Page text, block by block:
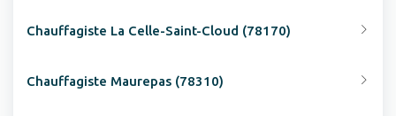
Chauffagiste La Celle-Saint-Cloud (78170)
Chauffagiste Maurepas (78310)